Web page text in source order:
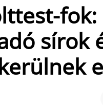
sírok